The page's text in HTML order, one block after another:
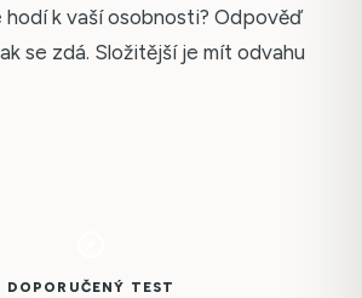
hodí k vaší osobnosti? Odpověď
se zdá. Složitější je mít odvahu
DOPORUČENÝ TEST